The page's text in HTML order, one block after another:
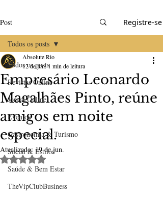
Post Registre-se
Todos os posts
Revistas Online
Jornal Online
Eventos
Gastronomia & Turismo
Social & Estilos
Saúde & Bem Estar
TheVipClubBusiness
Todos os posts
Empresário Leonardo
Magalhães Pinto, reúne
amigos em noite
especial.
Absolute Rio
12 de jun.1 min de leitura
Atualizado: 19 de jun.
Avaliado com NaN de 5 estrelas.